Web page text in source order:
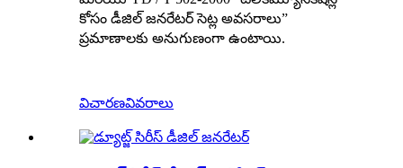
కోసం డీజిల్ జనరేటర్ సెట్ల అవసరాలు”
ప్రమాణాలకు అనుగుణంగా ఉంటాయి.
విచారణవివరాలు